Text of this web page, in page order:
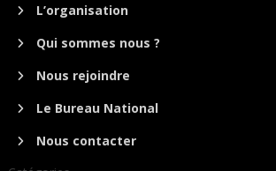
L’organisation
Qui sommes nous ?
Nous rejoindre
Le Bureau National
Nous contacter